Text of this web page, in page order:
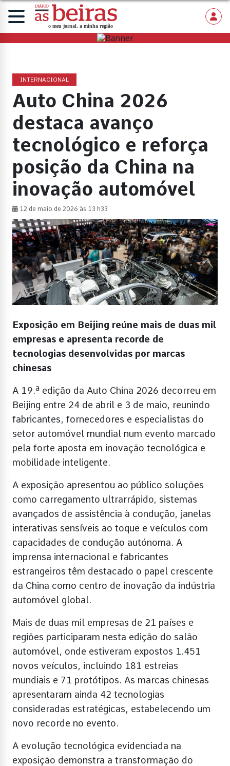
INTERNACIONAL
Auto China 2026
destaca avanço
tecnológico e reforça
posição da China na
inovação automóvel
12 de maio de 2026 às 13 h33
Exposição em Beijing reúne mais de duas mil
empresas e apresenta recorde de
tecnologias desenvolvidas por marcas
chinesas
A 19.ª edição da Auto China 2026 decorreu em
Beijing entre 24 de abril e 3 de maio, reunindo
fabricantes, fornecedores e especialistas do
setor automóvel mundial num evento marcado
pela forte aposta em inovação tecnológica e
mobilidade inteligente.
A exposição apresentou ao público soluções
como carregamento ultrarrápido, sistemas
avançados de assistência à condução, janelas
interativas sensíveis ao toque e veículos com
capacidades de condução autónoma. A
imprensa internacional e fabricantes
estrangeiros têm destacado o papel crescente
da China como centro de inovação da indústria
automóvel global.
Mais de duas mil empresas de 21 países e
regiões participaram nesta edição do salão
automóvel, onde estiveram expostos 1.451
novos veículos, incluindo 181 estreias
mundiais e 71 protótipos. As marcas chinesas
apresentaram ainda 42 tecnologias
consideradas estratégicas, estabelecendo um
novo recorde no evento.
A evolução tecnológica evidenciada na
exposição demonstra a transformação do